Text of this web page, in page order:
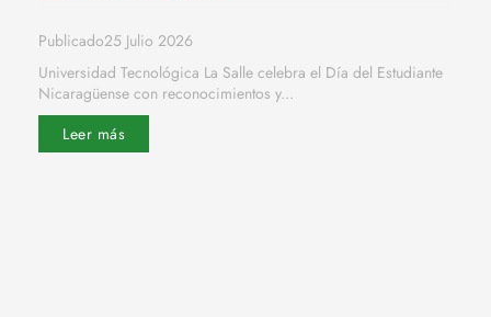
Publicado25 Julio 2026
Universidad Tecnológica La Salle celebra el Día del Estudiante
Nicaragüense con reconocimientos y...
Leer más